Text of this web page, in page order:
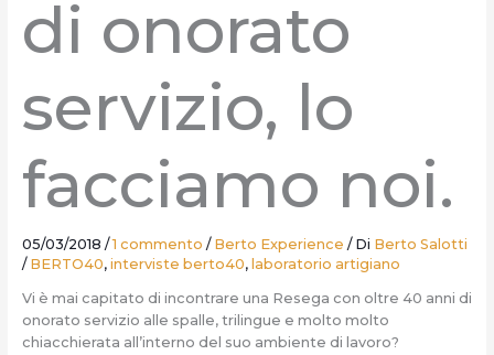
di onorato
servizio, lo
facciamo noi.
05/03/2018 /1 commento / Berto Experience / Di Berto Salotti
/ BERTO40, interviste berto40, laboratorio artigiano
Vi è mai capitato di incontrare una Resega con oltre 40 anni di
onorato servizio alle spalle, trilingue e molto molto
chiacchierata all’interno del suo ambiente di lavoro?